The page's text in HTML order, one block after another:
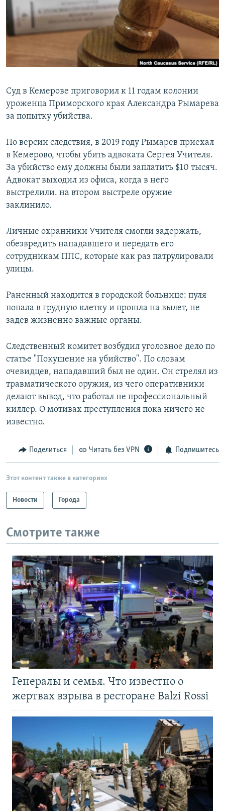
РАСПИСАНИЕ ВЕЩАНИЯ
ПОДПИШИТЕСЬ НА РАССЫЛКУ
СОЦИАЛЬНЫЕ СЕТИ
Все сайты РСЕ/РС
Суд в Кемерове приговорил к 11 годам колонии
уроженца Приморского края Александра Рымарева
за попытку убийства.
По версии следствия, в 2019 году Рымарев приехал
в Кемерово, чтобы убить адвоката Сергея Учителя.
За убийство ему должны были заплатить $10 тысяч.
Адвокат выходил из офиса, когда в него
выстрелили. на втором выстреле оружие
заклинило.
Личные охранники Учителя смогли задержать,
обезвредить нападавшего и передать его
сотрудникам ППС, которые как раз патрулировали
улицы.
Раненный находится в городской больнице: пуля
попала в грудную клетку и прошла на вылет, не
задев жизненно важные органы.
Следственный комитет возбудил уголовное дело по
статье "Покушение на убийство". По словам
очевидцев, нападавший был не один. Он стрелял из
травматического оружия, из чего оперативники
делают вывод, что работал не профессиональный
киллер. О мотивах преступления пока ничего не
известно.
Поделиться Читать без VPN Подпишитесь
Этот контент также в категориях
Новости Города
Смотрите также
Генералы и семья. Что известно о
жертвах взрыва в ресторане Balzi Rossi